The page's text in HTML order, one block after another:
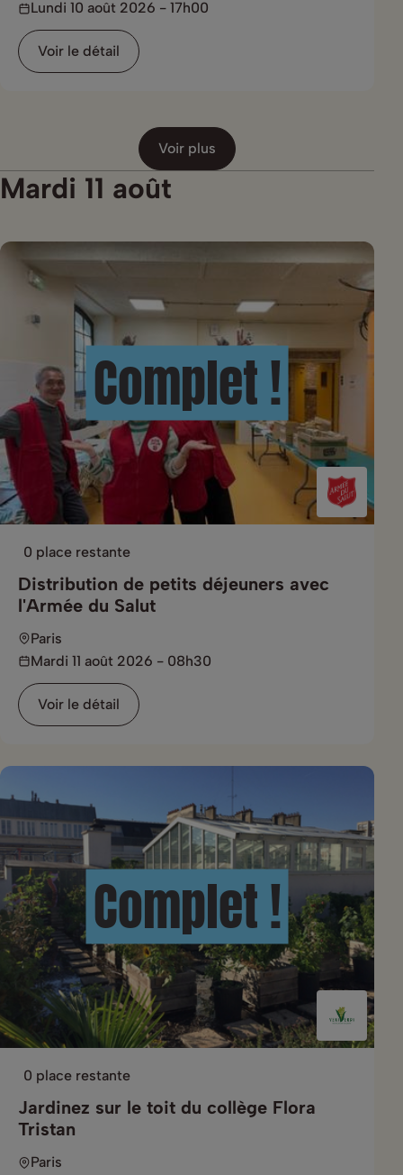
Lundi 10 août 2026 - 17h00
Voir le détail
Voir plus
Mardi 11 août
Complet !
0 place restante
Distribution de petits déjeuners avec
l'Armée du Salut
Paris
Mardi 11 août 2026 - 08h30
Voir le détail
Complet !
0 place restante
Jardinez sur le toit du collège Flora
Tristan
Paris